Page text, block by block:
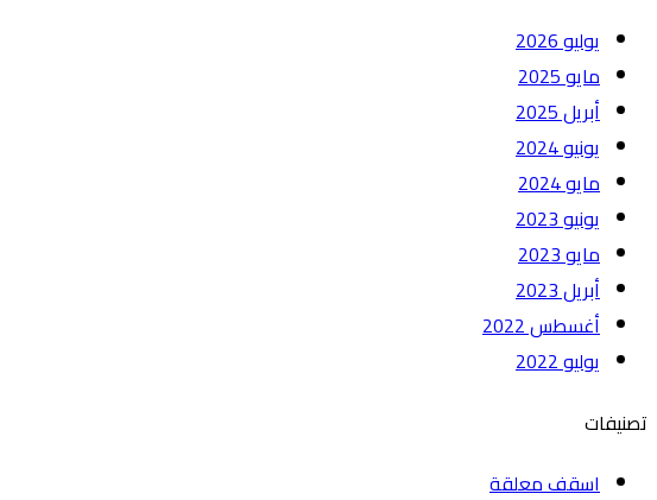
يوليو 2026
مايو 2025
أبريل 2025
يونيو 2024
مايو 2024
يونيو 2023
مايو 2023
أبريل 2023
أغسطس 2022
يوليو 2022
تصنيفات
اسقف معلقة